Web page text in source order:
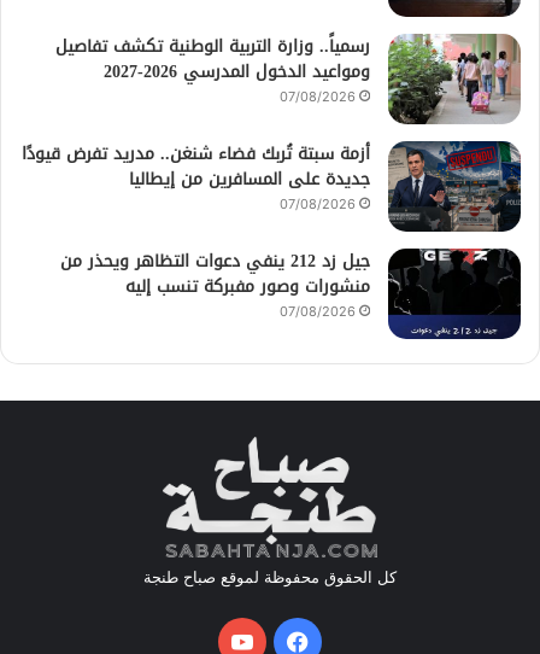
رسمياً.. وزارة التربية الوطنية تكشف تفاصيل
ومواعيد الدخول المدرسي 2026-2027
07/08/2026
أزمة سبتة تُربك فضاء شنغن.. مدريد تفرض قيودًا
جديدة على المسافرين من إيطاليا
07/08/2026
جيل زد 212 ينفي دعوات التظاهر ويحذر من
منشورات وصور مفبركة تنسب إليه
07/08/2026
كل الحقوق محفوظة لموقع صباح طنجة
فيسبوكيوتيوب